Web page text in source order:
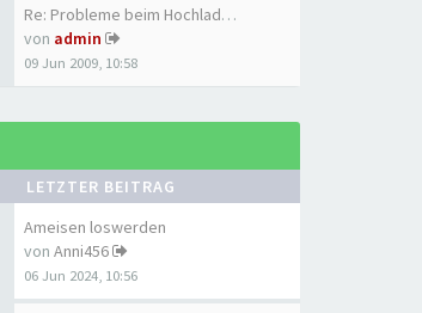
Re: Probleme beim Hochladen d…
von admin
09 Jun 2009, 10:58
LETZTER BEITRAG
Ameisen loswerden
von Anni456
06 Jun 2024, 10:56